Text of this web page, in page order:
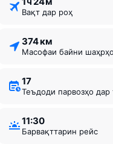
Вақт дар роҳ
374 км
Масофаи байни шаҳрҳо
17
Теъдоди парвозҳо дар
11:30
Барвақттарин рейс